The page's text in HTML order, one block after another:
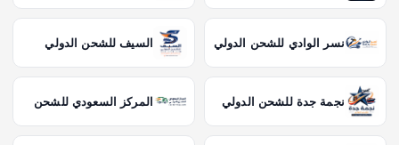
نسر الوادي للشحن الدولي السيف للشحن الدولي
نجمة جدة للشحن الدولي المركز السعودي للشحن